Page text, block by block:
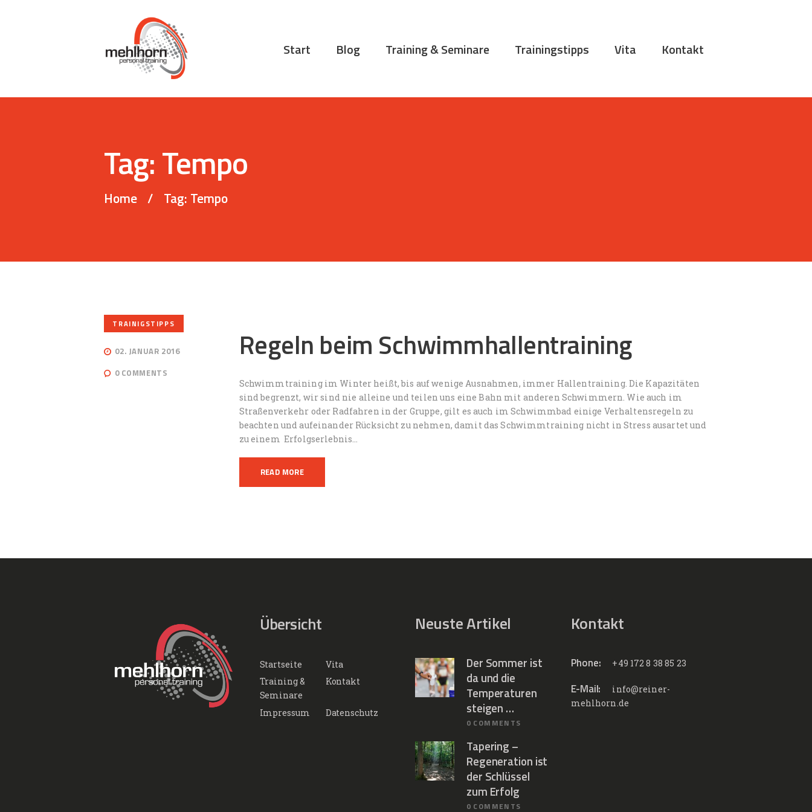
Start Blog Training & Seminare Trainingstipps Vita Kontakt
Tag: Tempo
Home Tag: Tempo
BLOG
SEMINARE
TRAINIGSTIPPS
02. JANUAR 2016
0 COMMENTS
Regeln beim Schwimmhallentraining
Schwimmtraining im Winter heißt, bis auf wenige Ausnahmen, immer Hallentraining. Die Kapazitäten
sind begrenzt, wir sind nie alleine und teilen uns eine Bahn mit anderen Schwimmern. Wie auch im
Straßenverkehr oder Radfahren in der Gruppe, gilt es auch im Schwimmbad einige Verhaltensregeln zu
beachten und aufeinander Rücksicht zu nehmen, damit das Schwimmtraining nicht in Stress ausartet und
zu einem Erfolgserlebnis…
READ MORE
Übersicht
Startseite
Vita
Training &
Seminare
Kontakt
Impressum Datenschutz
Neuste Artikel
Der Sommer ist
da und die
Temperaturen
steigen …
0 COMMENTS
Tapering –
Regeneration ist
der Schlüssel
zum Erfolg
0 COMMENTS
Kontakt
Phone: +49 172 8 38 85 23
E-Mail:
info@reiner-
mehlhorn.de